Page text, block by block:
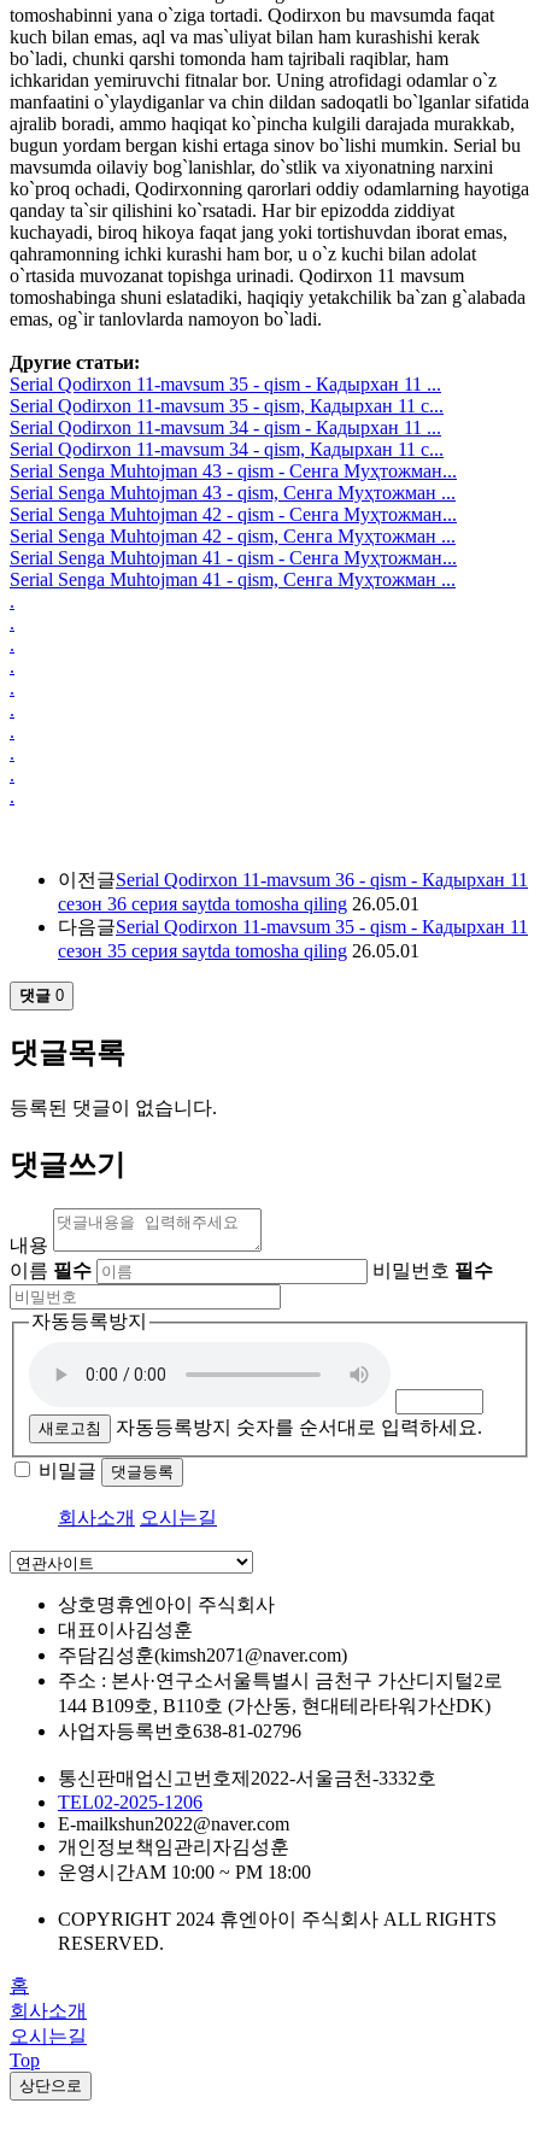
tomoshabinni yana o`ziga tortadi. Qodirxon bu mavsumda faqat
kuch bilan emas, aql va mas`uliyat bilan ham kurashishi kerak
bo`ladi, chunki qarshi tomonda ham tajribali raqiblar, ham
ichkaridan yemiruvchi fitnalar bor. Uning atrofidagi odamlar o`z
manfaatini o`ylaydiganlar va chin dildan sadoqatli bo`lganlar sifatida
ajralib boradi, ammo haqiqat ko`pincha kulgili darajada murakkab,
bugun yordam bergan kishi ertaga sinov bo`lishi mumkin. Serial bu
mavsumda oilaviy bog`lanishlar, do`stlik va xiyonatning narxini
ko`proq ochadi, Qodirxonning qarorlari oddiy odamlarning hayotiga
qanday ta`sir qilishini ko`rsatadi. Har bir epizodda ziddiyat
kuchayadi, biroq hikoya faqat jang yoki tortishuvdan iborat emas,
qahramonning ichki kurashi ham bor, u o`z kuchi bilan adolat
o`rtasida muvozanat topishga urinadi. Qodirxon 11 mavsum
tomoshabinga shuni eslatadiki, haqiqiy yetakchilik ba`zan g`alabada
emas, og`ir tanlovlarda namoyon bo`ladi.
Другие статьи:
Serial Qodirxon 11-mavsum 35 - qism - Кадырхан 11 ...
Serial Qodirxon 11-mavsum 35 - qism, Кадырхан 11 с...
Serial Qodirxon 11-mavsum 34 - qism - Кадырхан 11 ...
Serial Qodirxon 11-mavsum 34 - qism, Кадырхан 11 с...
Serial Senga Muhtojman 43 - qism - Сенга Муҳтожман...
Serial Senga Muhtojman 43 - qism, Сенга Муҳтожман ...
Serial Senga Muhtojman 42 - qism - Сенга Муҳтожман...
Serial Senga Muhtojman 42 - qism, Сенга Муҳтожман ...
Serial Senga Muhtojman 41 - qism - Сенга Муҳтожман...
Serial Senga Muhtojman 41 - qism, Сенга Муҳтожман ...
.
.
.
.
.
.
.
.
.
.
이전글Serial Qodirxon 11-mavsum 36 - qism - Кадырхан 11
сезон 36 серия saytda tomosha qiling 26.05.01
다음글Serial Qodirxon 11-mavsum 35 - qism - Кадырхан 11
сезон 35 серия saytda tomosha qiling 26.05.01
댓글 0
댓글목록
등록된 댓글이 없습니다.
댓글쓰기
내용
이름 필수 비밀번호 필수
자동등록방지
새로고침 자동등록방지 숫자를 순서대로 입력하세요.
비밀글 댓글등록
회사소개 오시는길
상호명휴엔아이 주식회사
대표이사김성훈
주담김성훈(kimsh2071@naver.com)
주소 : 본사·연구소서울특별시 금천구 가산디지털2로
144 B109호, B110호 (가산동, 현대테라타워가산DK)
사업자등록번호638-81-02796
통신판매업신고번호제2022-서울금천-3332호
TEL02-2025-1206
E-mailkshun2022@naver.com
개인정보책임관리자김성훈
운영시간AM 10:00 ~ PM 18:00
COPYRIGHT 2024 휴엔아이 주식회사 ALL RIGHTS
RESERVED.
홈
회사소개
오시는길
Top
상단으로